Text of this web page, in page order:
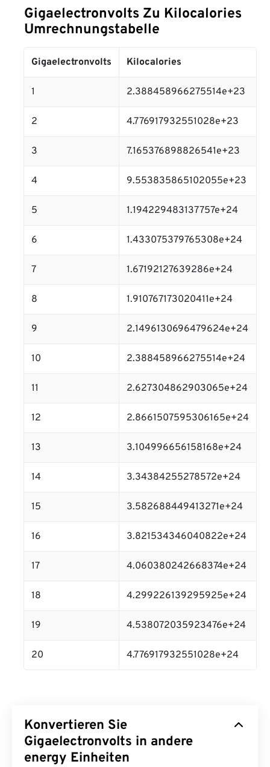
Gigaelectronvolts Zu Kilocalories
Umrechnungstabelle
Gigaelectronvolts Kilocalories
1 2.388458966275514e+23
2 4.776917932551028e+23
3 7.165376898826541e+23
4 9.553835865102055e+23
5 1.194229483137757e+24
6 1.433075379765308e+24
7 1.67192127639286e+24
8 1.910767173020411e+24
9 2.1496130696479624e+24
10 2.388458966275514e+24
11 2.627304862903065e+24
12 2.8661507595306165e+24
13 3.104996656158168e+24
14 3.34384255278572e+24
15 3.582688449413271e+24
16 3.821534346040822e+24
17 4.060380242668374e+24
18 4.299226139295925e+24
19 4.538072035923476e+24
20 4.776917932551028e+24
Konvertieren Sie
Gigaelectronvolts in andere
energy Einheiten